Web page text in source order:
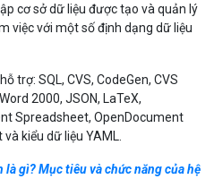
cơ sở dữ liệu được tạo và quản lý
việc với một số định dạng dữ liệu
trợ: SQL, CVS, CodeGen, CVS
2000, JSON, LaTeX,
Spreadsheet, OpenDocument
và kiểu dữ liệu YAML.
là gì? Mục tiêu và chức năng của hệ